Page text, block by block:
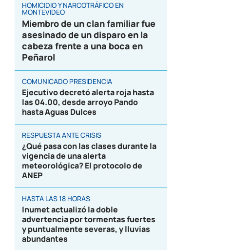
HOMICIDIO Y NARCOTRÁFICO EN
MONTEVIDEO
Miembro de un clan familiar fue
asesinado de un disparo en la
cabeza frente a una boca en
Peñarol
COMUNICADO PRESIDENCIA
Ejecutivo decretó alerta roja hasta
las 04.00, desde arroyo Pando
hasta Aguas Dulces
RESPUESTA ANTE CRISIS
¿Qué pasa con las clases durante la
vigencia de una alerta
meteorológica? El protocolo de
ANEP
HASTA LAS 18 HORAS
Inumet actualizó la doble
advertencia por tormentas fuertes
y puntualmente severas, y lluvias
abundantes